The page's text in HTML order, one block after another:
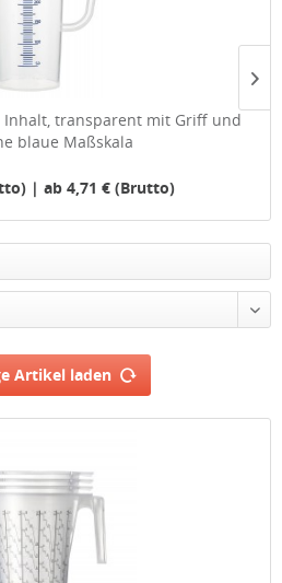
Inhalt, transparent mit Griff und
blaue Maßskala
| ab 4,71 € (Brutto)
Artikel laden